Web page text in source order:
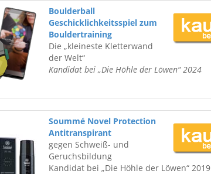
Boulderball
Geschicklichkeitsspiel zum
Bouldertraining
Die „kleineste Kletterwand
der Welt“
Kandidat bei „Die Höhle der Löwen“ 2024
Soummé Novel Protection
Antitranspirant
gegen Schweiß- und
Geruchsbildung
Kandidat bei „Die Höhle der Löwen“ 2019